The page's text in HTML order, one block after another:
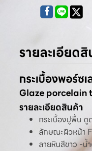
รายละเอียด
กระเบื้องพอร์ซ
Glaze
รายละเอียดสินค้า
กระเบื้องปูพื้น ดู
ลักษณะผิวหน้า
ลายหินสีขาว -น้